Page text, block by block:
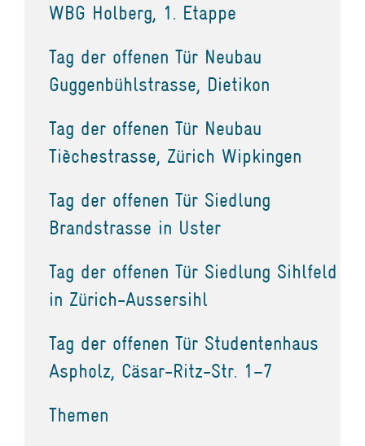
WBG Holberg, 1. Etappe
Tag der offenen Tür Neubau
Guggenbühlstrasse, Dietikon
Tag der offenen Tür Neubau
Tièchestrasse, Zürich Wipkingen
Tag der offenen Tür Siedlung
Brandstrasse in Uster
Tag der offenen Tür Siedlung Sihlfeld
in Zürich-Aussersihl
Tag der offenen Tür Studentenhaus
Aspholz, Cäsar-Ritz-Str. 1–7
Themen